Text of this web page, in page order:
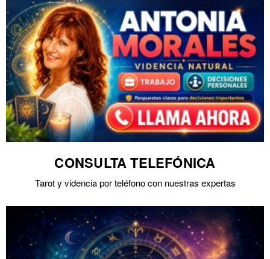
CONSULTA TELEFÓNICA
Tarot y videncia por teléfono con nuestras expertas